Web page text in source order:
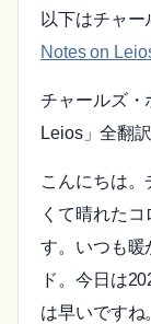
以下はチャー
Notes on
チャールズ・
Leios」全翻訳
こんにちは
くて晴れた
す。いつも暖
ド。今日は
は早いですね